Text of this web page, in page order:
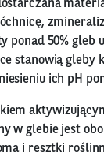
ponad 50% gleb
stanowią gleby
ich pH
w glebie jest
i resztki